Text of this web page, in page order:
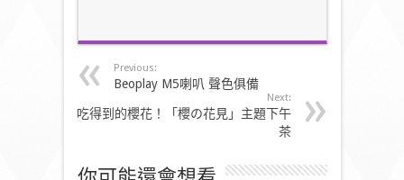
Previous:
Beoplay M5喇叭 聲色俱備
Next:
吃得到的櫻花！「櫻の花見」主題下午
茶